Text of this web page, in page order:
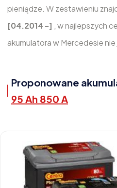
pieniądze. W zestawieniu
[04.2014 -] , w najlepszych
akumulatora w Mercedesie
Proponowane
95 Ah 850 A